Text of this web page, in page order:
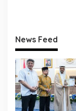
News Feed